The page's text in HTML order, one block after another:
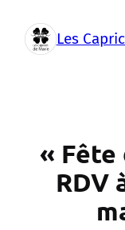
contenu
Les
« Fête
RDV